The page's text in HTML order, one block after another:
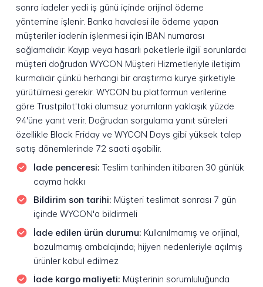
sonra iadeler yedi iş günü içinde orijinal ödeme
yöntemine işlenir. Banka havalesi ile ödeme yapan
müşteriler iadenin işlenmesi için IBAN numarası
sağlamalıdır. Kayıp veya hasarlı paketlerle ilgili sorunlarda
müşteri doğrudan WYCON Müşteri Hizmetleriyle iletişim
kurmalıdır çünkü herhangi bir araştırma kurye şirketiyle
yürütülmesi gerekir. WYCON bu platformun verilerine
göre Trustpilot'taki olumsuz yorumların yaklaşık yüzde
94'üne yanıt verir. Doğrudan sorgulama yanıt süreleri
özellikle Black Friday ve WYCON Days gibi yüksek talep
satış dönemlerinde 72 saati aşabilir.
İade penceresi: Teslim tarihinden itibaren 30 günlük
cayma hakkı
Bildirim son tarihi: Müşteri teslimat sonrası 7 gün
içinde WYCON'a bildirmeli
İade edilen ürün durumu: Kullanılmamış ve orijinal,
bozulmamış ambalajında; hijyen nedenleriyle açılmış
ürünler kabul edilmez
İade kargo maliyeti: Müşterinin sorumluluğunda